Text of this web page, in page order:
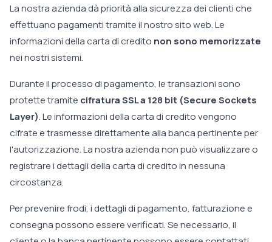
La nostra azienda dà priorità alla sicurezza dei clienti che
effettuano pagamenti tramite il nostro sito web. Le
informazioni della carta di credito non sono memorizzate
nei nostri sistemi.
Durante il processo di pagamento, le transazioni sono
protette tramite cifratura SSL a 128 bit (Secure Sockets
Layer). Le informazioni della carta di credito vengono
cifrate e trasmesse direttamente alla banca pertinente per
l'autorizzazione. La nostra azienda non può visualizzare o
registrare i dettagli della carta di credito in nessuna
circostanza.
Per prevenire frodi, i dettagli di pagamento, fatturazione e
consegna possono essere verificati. Se necessario, il